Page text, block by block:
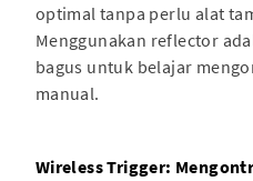
optimal tanpa perlu alat
Menggunakan reflector
bagus untuk belajar
manual.
Wireless Trigger: